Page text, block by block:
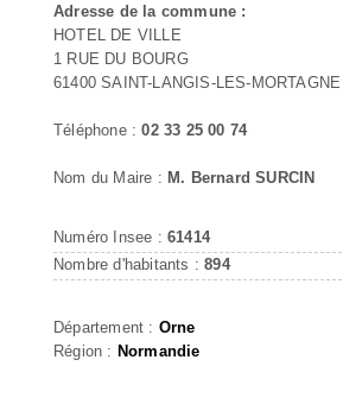
Adresse de la commune :
HOTEL DE VILLE
1 RUE DU BOURG
61400 SAINT-LANGIS-LES-MORTAGNE
Téléphone :02 33 25 00 74
Nom du Maire : M. Bernard SURCIN
Numéro Insee : 61414
Nombre d'habitants :894
Département : Orne
Région : Normandie